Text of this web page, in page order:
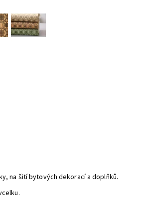
na šití bytových dekorací a doplňků.